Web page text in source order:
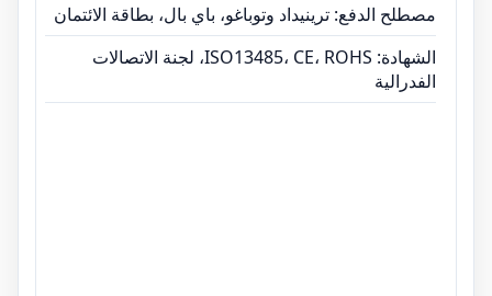
مصطلح الدفع: ترينيداد وتوباغو، باي بال، بطاقة الائتمان
الشهادة: ISO13485، CE، ROHS، لجنة الاتصالات
الفدرالية